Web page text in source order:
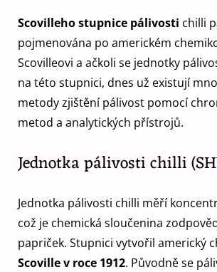
Scovilleho stupnice pálivosti chilli
pojmenována po americkém
Scovilleovi a ačkoli se jednotky
na této stupnici, dnes už existují
metody zjištění pálivost pomocí
metod a analytických přístrojů.
Jednotka pálivosti chilli
Jednotka pálivosti chilli měří
což je chemická sloučenina
papriček. Stupnici vytvořil americký
Scovillev roce 1912. Původně se